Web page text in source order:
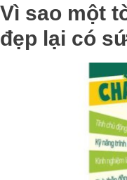
Vì sao một
đẹp lại có